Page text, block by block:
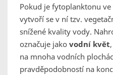
Pokud je fytoplanktonu
vytvoří se v ní tzv.
snížené kvality vody.
označuje jako vodní květ
na mnoha vodních
pravděpodobností na